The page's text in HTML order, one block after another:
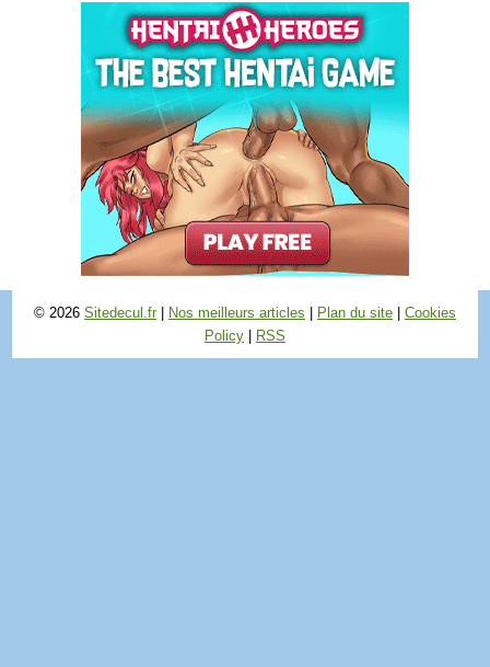
© 2026 Sitedecul.fr| Nos meilleurs articles Plan du site
Cookies
Policy
RSS